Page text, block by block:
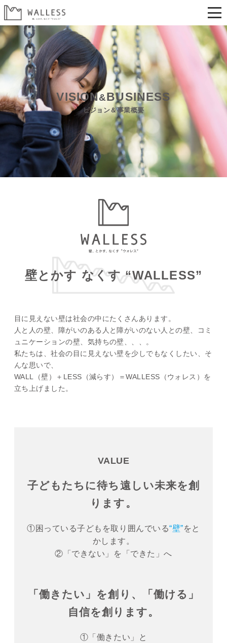
VISION&BUSINESS
ビジョン＆事業概要
壁とかす なくす “WALLESS”
目に見えない壁は社会の中にたくさんあります。
人と人の壁、障がいのある人と障がいのない人との壁、コミ
ュニケーションの壁、気持ちの壁、、、。
私たちは、社会の目に見えない壁を少しでもなくしたい、そ
んな思いで、
WALL（壁）＋LESS（減らす）＝WALLESS（ウォレス）を
立ち上げました。
VALUE
子どもたちに待ち遠しい未来を創
ります。
①困っている子どもを取り囲んでいる“壁”をと
かします。
②「できない」を「できた」へ
「働きたい」を創り、「働ける」
自信を創ります。
①「働きたい」と